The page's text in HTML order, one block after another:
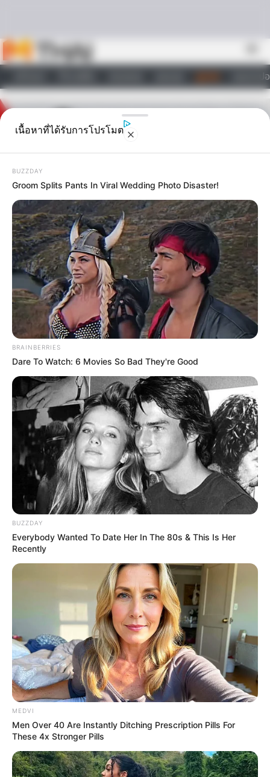
วอลเปเ
ไลฟ์สไตล์
ดูดวงรายวัน
ดวงรายวัน วันอาทิตย์ ที่
18 มิถุนายน 2566
ดูดวงวันอาทิตย์ ที่ 18 มิถุนายน 2566
/ดูดวงรายวัน/ ดวงรายวัน วันอาทิตย์ ที่ 18 มิถุนายน 2566
ดูดวงรายวัน|
18 มิ.ย. 2023
แบ่งปัน
ดูดวงวันอาทิตย์ ที่ 18 มิถุนายน 2566
ดวงคนเกิดวันอาทิตย์
ไพ่ประจำวันของท่านในวันนี้ คือ ไพ่อุปสรรค
เนื้อหาที่ได้รับการโปรโมต
BUZZDAY
Groom Splits Pants In Viral Wedding Photo Disaster!
BRAINBERRIES
Dare To Watch: 6 Movies So Bad They're Good
BUZZDAY
Everybody Wanted To Date Her In The 80s & This Is Her
Recently
MEDVI
Men Over 40 Are Instantly Ditching Prescription Pills For
These 4x Stronger Pills